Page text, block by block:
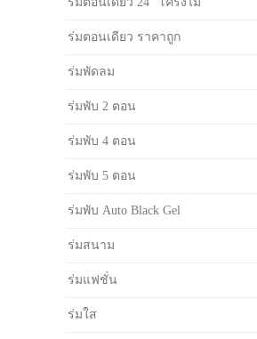
ร่มตอนเดียว ราคาถูก
ร่มพัดลม
ร่มพับ 2 ตอน
ร่มพับ 4 ตอน
ร่มพับ 5 ตอน
ร่มพับ Auto Black Gel
ร่มสนาม
ร่มแฟชั่น
ร่มใส